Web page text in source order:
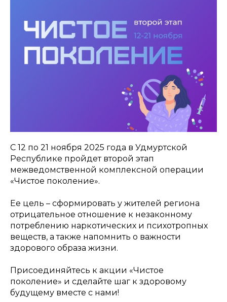
С 12 по 21 ноября 2025 года в Удмуртской
Республике пройдет второй этап
межведомственной комплексной операции
«Чистое поколение».
Ее цель – сформировать у жителей региона
отрицательное отношение к незаконному
потреблению наркотических и психотропных
веществ, а также напомнить о важности
здорового образа жизни.
Присоединяйтесь к акции «Чистое
поколение» и сделайте шаг к здоровому
будущему вместе с нами!